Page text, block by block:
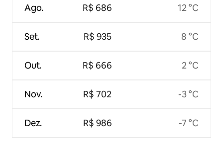
Ago.
Set.
Out.
Nov.
Dez.
R$ 686
R$ 935
R$ 666
R$ 702
R$ 986
12 °C
8 °C
2 °C
-3 °C
-7 °C